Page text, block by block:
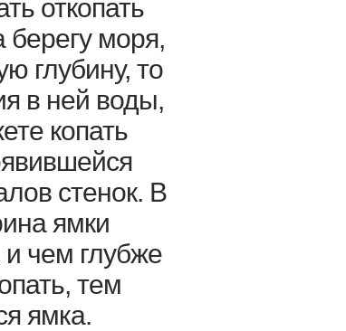
откопать
берегу моря,
глубину, то
в ней воды,
копать
стенок. В
ямки
и чем глубже
тем
ямка.